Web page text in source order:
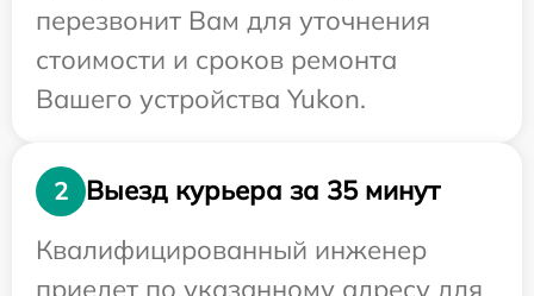
перезвонит Вам для уточнения
стоимости и сроков ремонта
Вашего устройства Yukon.
2
Выезд курьера за 35 минут
Квалифицированный инженер
приедет по указанному адресу для